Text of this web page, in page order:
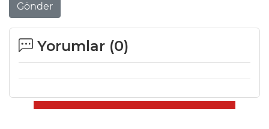
Gönder
Yorumlar (0)